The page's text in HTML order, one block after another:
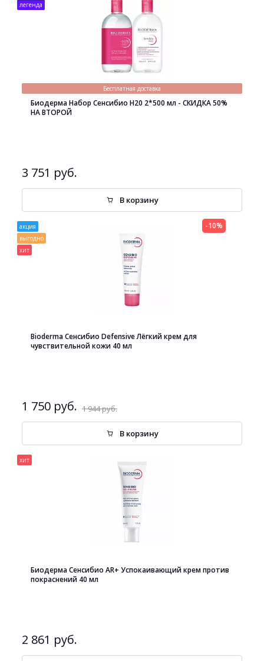
легенда
Бесплатная доставка
Биодерма Набор Сенсибио H20 2*500 мл - СКИДКА 50%
НА ВТОРОЙ
3 751 руб.
В корзину
акция
выгодно
хит
Bioderma Сенсибио Defensive Лёгкий крем для
чувствительной кожи 40 мл
1 750 руб. 1 944 руб.
-10%
В корзину
хит
Биодерма Сенсибио AR+ Успокаивающий крем против
покраснений 40 мл
2 861 руб.